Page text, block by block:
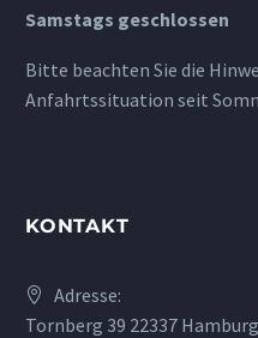
Samstags geschlossen
Bitte beachten Sie die
Anfahrtssituation seit
KONTAKT
Adresse:
Tornberg 39 22337 Hamburg